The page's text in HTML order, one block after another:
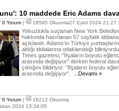
10 maddede Eric Adams
0 Yorum | 18585 Okunma27 Eylül 2024
Yolsuzlukla suçlanan New York
hakkında hazırlanan 57 sayfalık
açıklandı. Adams'ın Türkiye
aldığı iddialarına odaklanıldığı
Times gazetesi, "İfşaların boyutu
arasında değişiyor" derken federal
çıktığını bildiriyor. "İfşaların boyutu
arasında değişiyor".
...Devamı.»
0 Yorum |
16212 Okunma
2024 13:24:05